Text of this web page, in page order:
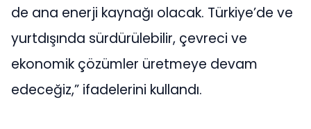
de ana enerji kaynağı olacak. Türkiye’de ve
yurtdışında sürdürülebilir, çevreci ve
ekonomik çözümler üretmeye devam
edeceğiz,” ifadelerini kullandı.